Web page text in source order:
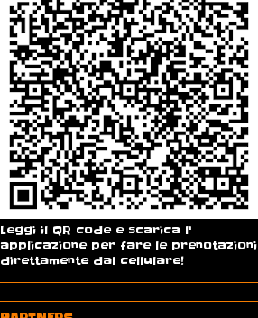
Leggi il QR code e scarica l'
applicazione per fare le prenotazioni
direttamente dal cellulare!